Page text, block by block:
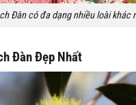
Đàn có đa dạng nhiều loài khác
Đàn Đẹp Nhất